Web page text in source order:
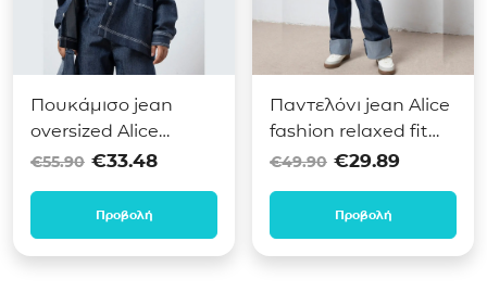
Πουκάμισο jean
oversized Alice
fashion W25-A17011
€55.90 Original price was: €55.90.
€33.48Η τρέχουσα τιμή είναι:
Προβολή
Παντελόνι jean Alice
fashion relaxed fit
W25-A16011 Μπλε
€49.90 Original
€29.89Η
Προβολή